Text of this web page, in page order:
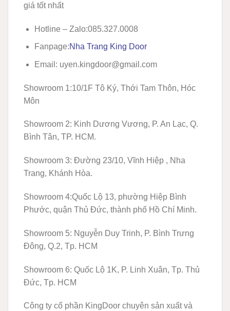
giá tốt nhất
Hotline – Zalo:085.327.0008
Fanpage:Nha Trang King Door
Email: uyen.kingdoor@gmail.com
Showroom 1:10/1F Tô Ký, Thới Tam Thôn, Hóc
Môn
Showroom 2: Kinh Dương Vương, P. An Lạc, Q.
Bình Tân, TP. HCM.
Showroom 3: Đường 23/10, Vĩnh Hiệp , Nha
Trang, Khánh Hòa.
Showroom 4:Quốc Lộ 13, phường Hiệp Bình
Phước, quận Thủ Đức, thành phố Hồ Chí Minh.
Showroom 5: Nguyễn Duy Trinh, P. Bình Trưng
Đông, Q.2, Tp. HCM
Showroom 6: Quốc Lộ 1K, P. Linh Xuân, Tp. Thủ
Đức, Tp. HCM
Công ty cổ phần KingDoor chuyên sản xuất và